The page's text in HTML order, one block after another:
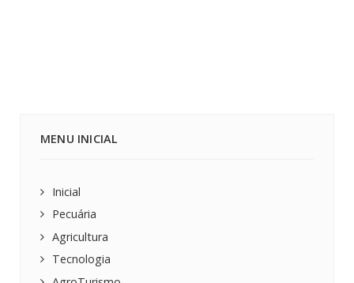
MENU INICIAL
Inicial
Pecuária
Agricultura
Tecnologia